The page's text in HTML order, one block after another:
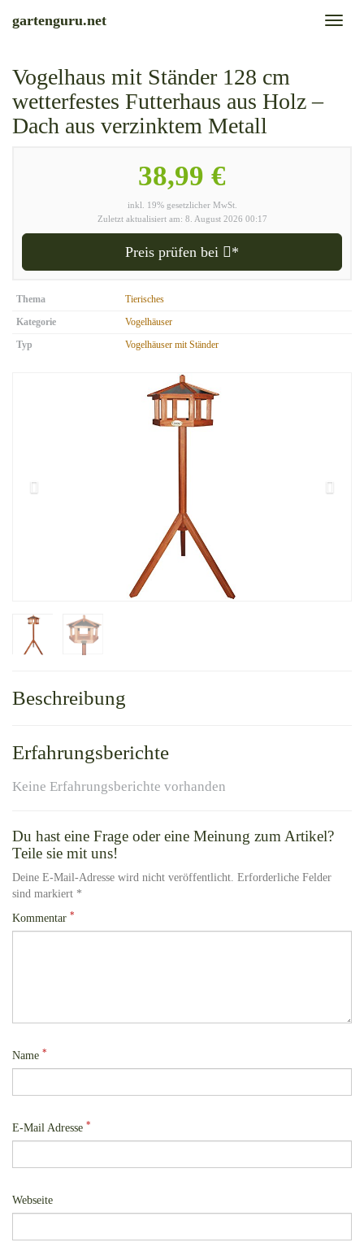
Toggle
gartenguru.net
Vogelhaus mit Ständer 128 cm
wetterfestes Futterhaus aus Holz –
Dach aus verzinktem Metall
38,99 €
inkl. 19% gesetzlicher MwSt.
Zuletzt aktualisiert am: 8. August 2026 00:17
Preis prüfen bei *
Thema
Tierisches
Kategorie
Vogelhäuser
Typ
Vogelhäuser mit Ständer
Beschreibung
Erfahrungsberichte
Keine Erfahrungsberichte vorhanden
Du hast eine Frage oder eine Meinung zum Artikel?
Teile sie mit uns!
Deine E-Mail-Adresse wird nicht veröffentlicht. Erforderliche Felder
sind markiert *
Kommentar *
Name *
E-Mail Adresse *
Webseite